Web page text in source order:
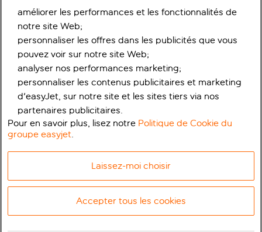
améliorer les performances et les fonctionnalités de
notre site Web;
personnaliser les offres dans les publicités que vous
pouvez voir sur notre site Web;
analyser nos performances marketing;
personnaliser les contenus publicitaires et marketing
d'easyJet, sur notre site et les sites tiers via nos
partenaires publicitaires.
Pour en savoir plus, lisez notre Politique de Cookie du
groupe easyjet.
Laissez-moi choisir
Accepter tous les cookies